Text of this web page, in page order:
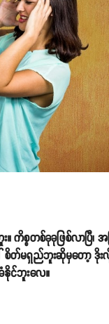
စ္စတစ်ခုခုဖြစ်လာပြီ
ည်ဘူးဆိုမှတော့ ဒိုးလိုက်ပ
င်ဘူးလေ။